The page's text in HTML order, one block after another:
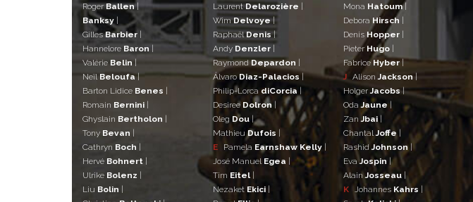
RogerBallen|
Banksy |
GillesBarbier |
Hannelore Baron |
Valérie Belin|
Neïl Beloufa|
Barton Lidice Benes |
Romain Bernini |
Ghyslain Bertholon |
Tony Bevan |
Cathryn Boch |
Hervé Bohnert |
Ulrike Bolenz |
Liu Bolin |
LaurentDelarozière |
WimDelvoye|
RaphaëlDenis|
Andy Denzler |
RaymondDepardon |
Álvaro Diaz-Palacios |
Philip-LorcadiCorcia |
Desiree Dolron |
Oleg Dou |
MathieuDufois |
E
Pamela Earnshaw Kelly |
José Manuel Egea |
Tim Eitel |
Nezaket Ekici |
Mona Hatoum|
Debora Hirsch |
Denis Hopper |
Pieter Hugo |
Fabrice Hyber|
J Alison Jackson|
Holger Jacobs|
OdaJaune |
Zan Jbai|
Chantal Joffe |
RashidJohnson|
EvaJospin |
AlainJosseau |
K
Johannes Kahrs |